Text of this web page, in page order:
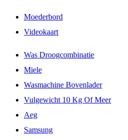
Moederbord
Videokaart
Was Droogcombinatie
Miele
Wasmachine Bovenlader
Vulgewicht 10 Kg Of Meer
Aeg
Samsung